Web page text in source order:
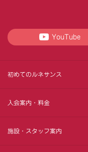
YouTube
初めてのルネサンス
入会案内・料金
施設・スタッフ案内